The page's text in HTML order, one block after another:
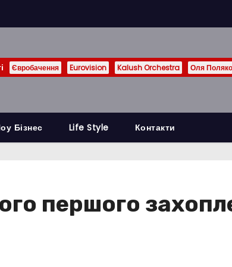
Євробачення Eurovision Kalush Orchestra Оля
Бізнес Life Style Контакти
першого